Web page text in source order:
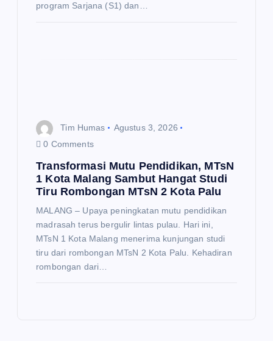
program Sarjana (S1) dan…
Tim Humas
Agustus 3, 2026
0 Comments
Transformasi Mutu Pendidikan, MTsN
1 Kota Malang Sambut Hangat Studi
Tiru Rombongan MTsN 2 Kota Palu
MALANG – Upaya peningkatan mutu pendidikan
madrasah terus bergulir lintas pulau. Hari ini,
MTsN 1 Kota Malang menerima kunjungan studi
tiru dari rombongan MTsN 2 Kota Palu. Kehadiran
rombongan dari…